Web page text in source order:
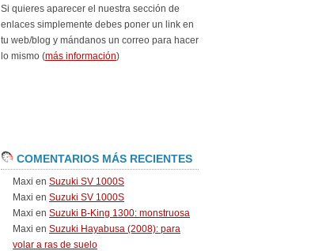
Si quieres aparecer el nuestra sección de
enlaces simplemente debes poner un link en
tu web/blog y mándanos un correo para hacer
lo mismo (más información)
COMENTARIOS MÁS RECIENTES
Maxi en Suzuki SV 1000S
Maxi en Suzuki SV 1000S
Maxi en Suzuki B-King 1300: monstruosa
Maxi en Suzuki Hayabusa (2008): para
volar a ras de suelo